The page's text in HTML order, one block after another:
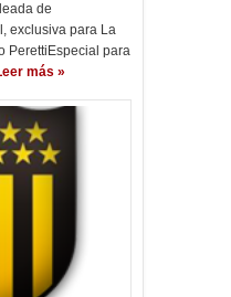
de
exclusiva para La
PerettiEspecial para
más »